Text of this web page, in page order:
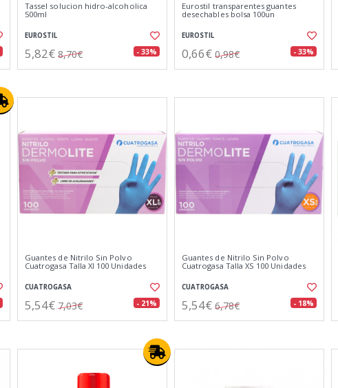
Tassel solucion hidro-alcoholica
500ml
EUROSTIL
5,82€ 8,70€ - 33%
Eurostil transparentes guantes
desechables bolsa 100un
EUROSTIL
0,66€ 0,98€ - 33%
Guantes de Nitrilo Sin Polvo
Cuatrogasa Talla Xl 100 Unidades
CUATROGASA
5,54€ 7,03€ - 21%
Guantes de Nitrilo Sin Polvo
Cuatrogasa Talla XS 100 Unidades
CUATROGASA
5,54€ 6,78€ - 18%